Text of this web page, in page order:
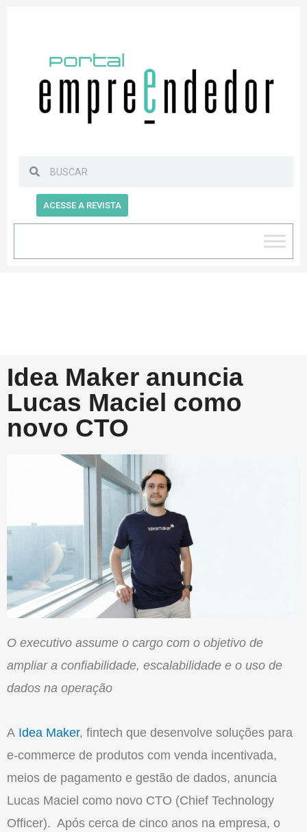
ACESSE A REVISTA
Idea Maker anuncia
Lucas Maciel como
novo CTO
O executivo assume o cargo com o objetivo de
ampliar a confiabilidade, escalabilidade e o uso de
dados na operação
A Idea Maker, fintech que desenvolve soluções para
e-commerce de produtos com venda incentivada,
meios de pagamento e gestão de dados, anuncia
Lucas Maciel como novo CTO (Chief Technology
Officer). Após cerca de cinco anos na empresa, o